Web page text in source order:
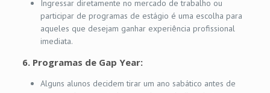
Ingressar diretamente no mercado de trabalho ou
participar de programas de estágio é uma escolha para
aqueles que desejam ganhar experiência profissional
imediata.
6. Programas de Gap Year:
Alguns alunos decidem tirar um ano sabático antes de